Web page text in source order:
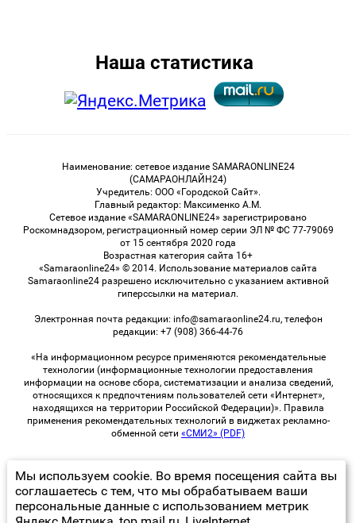
Наша статистика
Наименование: сетевое издание SAMARAONLINE24
(САМАРАОНЛАЙН24)
Учредитель: ООО «Городской Сайт».
Главный редактор: Максименко А.М.
Сетевое издание «SAMARAONLINE24» зарегистрировано
Роскомнадзором, регистрационный номер серии ЭЛ № ФС 77-79069
от 15 сентября 2020 года
Возрастная категория сайта 16+
«Samaraonline24» © 2014. Использование материалов сайта
Samaraonline24 разрешено исключительно с указанием активной
гиперссылки на материал.
Электронная почта редакции: info@samaraonline24.ru, телефон
редакции: +7 (908) 366-44-76
«На информационном ресурсе применяются рекомендательные
технологии (информационные технологии предоставления
информации на основе сбора, систематизации и анализа сведений,
относящихся к предпочтениям пользователей сети «Интернет»,
находящихся на территории Российской Федерации)». Правила
применения рекомендательных технологий в виджетах рекламно-
обменной сети «СМИ2» (PDF)
© 2026 «samaraOnline24» | Все права защищены
Возрастная категория сайта 16+
Мы используем cookie. Во время посещения сайта вы
соглашаетесь с тем, что мы обрабатываем ваши
персональные данные с использованием метрик